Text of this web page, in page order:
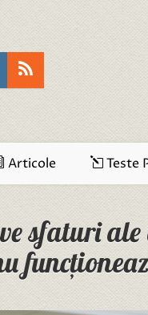
Articole Teste
sfaturi